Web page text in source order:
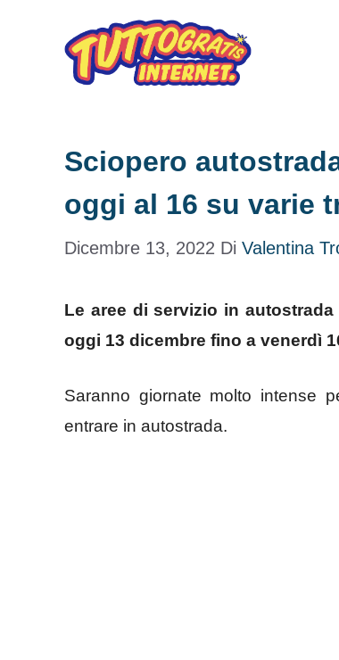
contenuto
Sciopero
oggi al 16 su varie
Dicembre 13, 2022 Di Valentina
Le aree di servizio in
oggi 13 dicembre fino a venerdì
Saranno giornate molto intense
entrare in autostrada.